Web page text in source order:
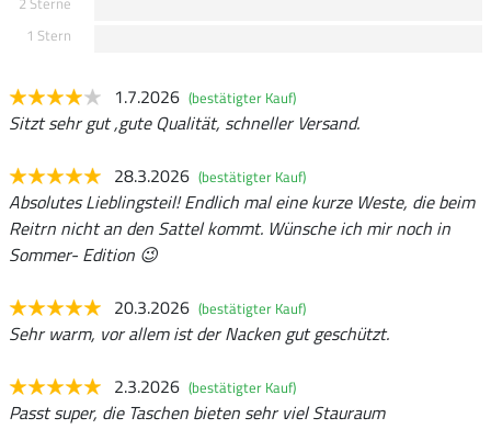
1 Stern
1.7.2026 (bestätigter Kauf)
Sitzt sehr gut ,gute Qualität, schneller Versand.
28.3.2026 (bestätigter Kauf)
Absolutes Lieblingsteil! Endlich mal eine kurze Weste, die beim
Reitrn nicht an den Sattel kommt. Wünsche ich mir noch in
Sommer- Edition 😉
20.3.2026 (bestätigter Kauf)
Sehr warm, vor allem ist der Nacken gut geschützt.
2.3.2026 (bestätigter Kauf)
Passt super, die Taschen bieten sehr viel Stauraum